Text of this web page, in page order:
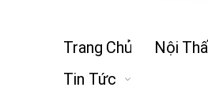
Trang Chủ Nội
Tin Tức